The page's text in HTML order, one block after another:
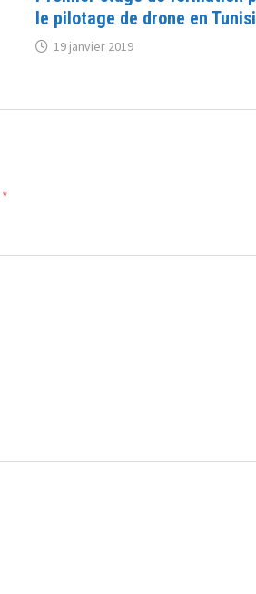
le pilotage de drone en
19 janvier 2019
*